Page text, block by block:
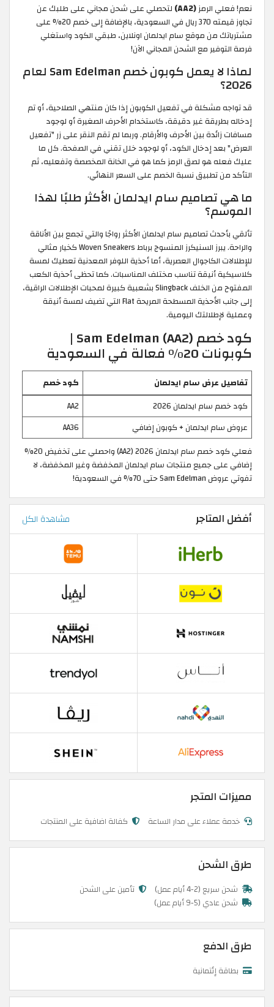
نعم! فعلي الرمز(AA2)
لتحصلي على شحن مجاني على طلبك عن
تجاوز قيمته 370 ريال في السعودية، بالإضافة إلى خصم 20% على
مشترياتك من موقع سام ايدلمان اونلاين، طبقي الكود واستغلي
فرصة التوفير مع الشحن المجاني الآن!
لماذا لا يعمل كوبون خصم Sam Edelman لعام
2026؟
قد تواجه مشكلة في تفعيل الكوبون إذا كان منتهي الصلاحية، أو تم
إدخاله بطريقة غير دقيقة، كاستخدام الأحرف الصغيرة أو لوجود
مسافات زائدة بين الأحرف والأرقام. وربما لم تقم النقر على زر "تفعيل
العرض" بعد إدخال الكود، أو لوجود خلل تقني في الصفحة. كل ما
عليك فعله هو لصق الرمز كما هو في الخانة المخصصة وتفعليه، ثم
التأكد من تطبيق نسبة الخصم على السعر النهائي.
ما هي تصاميم سام ايدلمان الأكثر طلبًا لهذا
الموسم؟
تألقي بأحدث تصاميم سام ايدلمان الأكثر رواجًا والتي تجمع بين الأناقة
والراحة. يبرز السنيكرز المنسوج برباط Woven Sneakers كخيار مثالي
للإطلالات الكاجوال العصرية، أما أحذية اللوفر المعدنية تعطيك لمسة
كلاسيكية أنيقة تناسب مختلف المناسبات. كما تحظى أحذية الكعب
المفتوح من الخلف Slingback بشعبية كبيرة لمحبات الإطلالات الراقية،
إلى جانب الأحذية المسطحة المريحة Flat التي تضيف لمسة أنيقة
وعملية لإطلالتك اليومية.
كود خصم Sam Edelman (AA2) |
كوبونات 20% فعالة في السعودية
تفاصيل عرض سام ايدلمان
كود خصم
كود خصم سام ايدلمان 2026
AA2
عروض سام ايدلمان + كوبون إضافي
AA36
فعلي كود خصم سام ايدلمان 2026 (AA2) واحصلي على تخفيض 20%
إضافي على جميع منتجات سام ايدلمان المخفضة وغير المخفضة، لا
تفوتي عروض Sam Edelman حتى 70% في السعودية!
أفضل المتاجر مشاهدة الكل
مميزات المتجر
خدمة عملاء على مدار الساعة كفالة اضافية على المنتجات
طرق الشحن
شحن سريع (2-4 أيام عمل)
تأمين على الشحن
شحن عادي (5-9 أيام عمل)
طرق الدفع
بطاقة إئتمانية